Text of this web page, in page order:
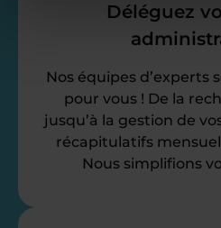
Déléguez
Nos équipes d’experts
pour vous ! De la
jusqu’à la gestion de
récapitulatifs
Nous simplifions